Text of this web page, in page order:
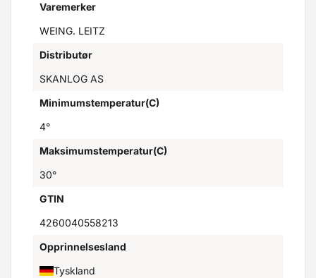
Varemerker
WEING. LEITZ
Distributør
SKANLOG AS
Minimumstemperatur(C)
4°
Maksimumstemperatur(C)
30°
GTIN
4260040558213
Opprinnelsesland
Tyskland